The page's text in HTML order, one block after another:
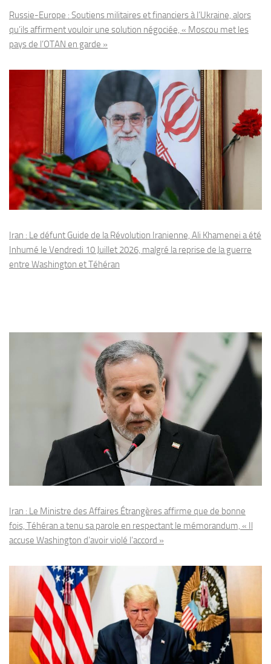
Russie-Europe : Soutiens militaires et financiers à l’Ukraine, alors
qu’ils affirment vouloir une solution négociée, « Moscou met les
pays de l’OTAN en garde »
Iran : Le défunt Guide de la Révolution Iranienne, Ali Khamenei a été
Inhumé le Vendredi 10 Juillet 2026, malgré la reprise de la guerre
entre Washington et Téhéran
Iran : Le Ministre des Affaires Étrangères affirme que de bonne
fois, Téhéran a tenu sa parole en respectant le mémorandum, « Il
accuse Washington d’avoir violé l’accord »